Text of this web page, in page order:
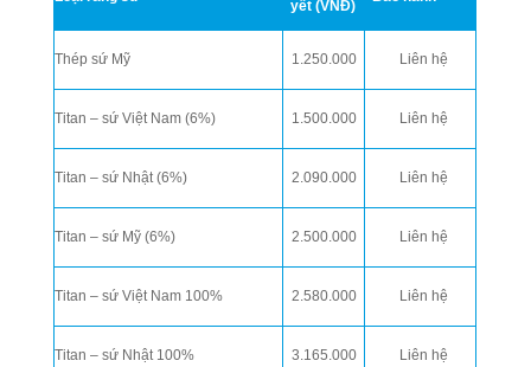
yết (VNĐ)
Thép sứ Mỹ 1.250.000 Liên hệ
Titan – sứ Việt Nam (6%) 1.500.000 Liên hệ
Titan – sứ Nhật (6%) 2.090.000 Liên hệ
Titan – sứ Mỹ (6%) 2.500.000 Liên hệ
Titan – sứ Việt Nam 100% 2.580.000 Liên hệ
Titan – sứ Nhật 100% 3.165.000 Liên hệ